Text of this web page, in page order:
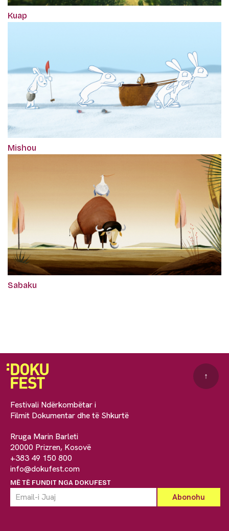
Kuap
Mishou
Sabaku
Festivali Ndërkombëtar i
Filmit Dokumentar dhe të Shkurtë
Rruga Marin Barleti
20000 Prizren, Kosovë
+383 49 150 800
info@dokufest.com
MË TË FUNDIT NGA DOKUFEST
↑